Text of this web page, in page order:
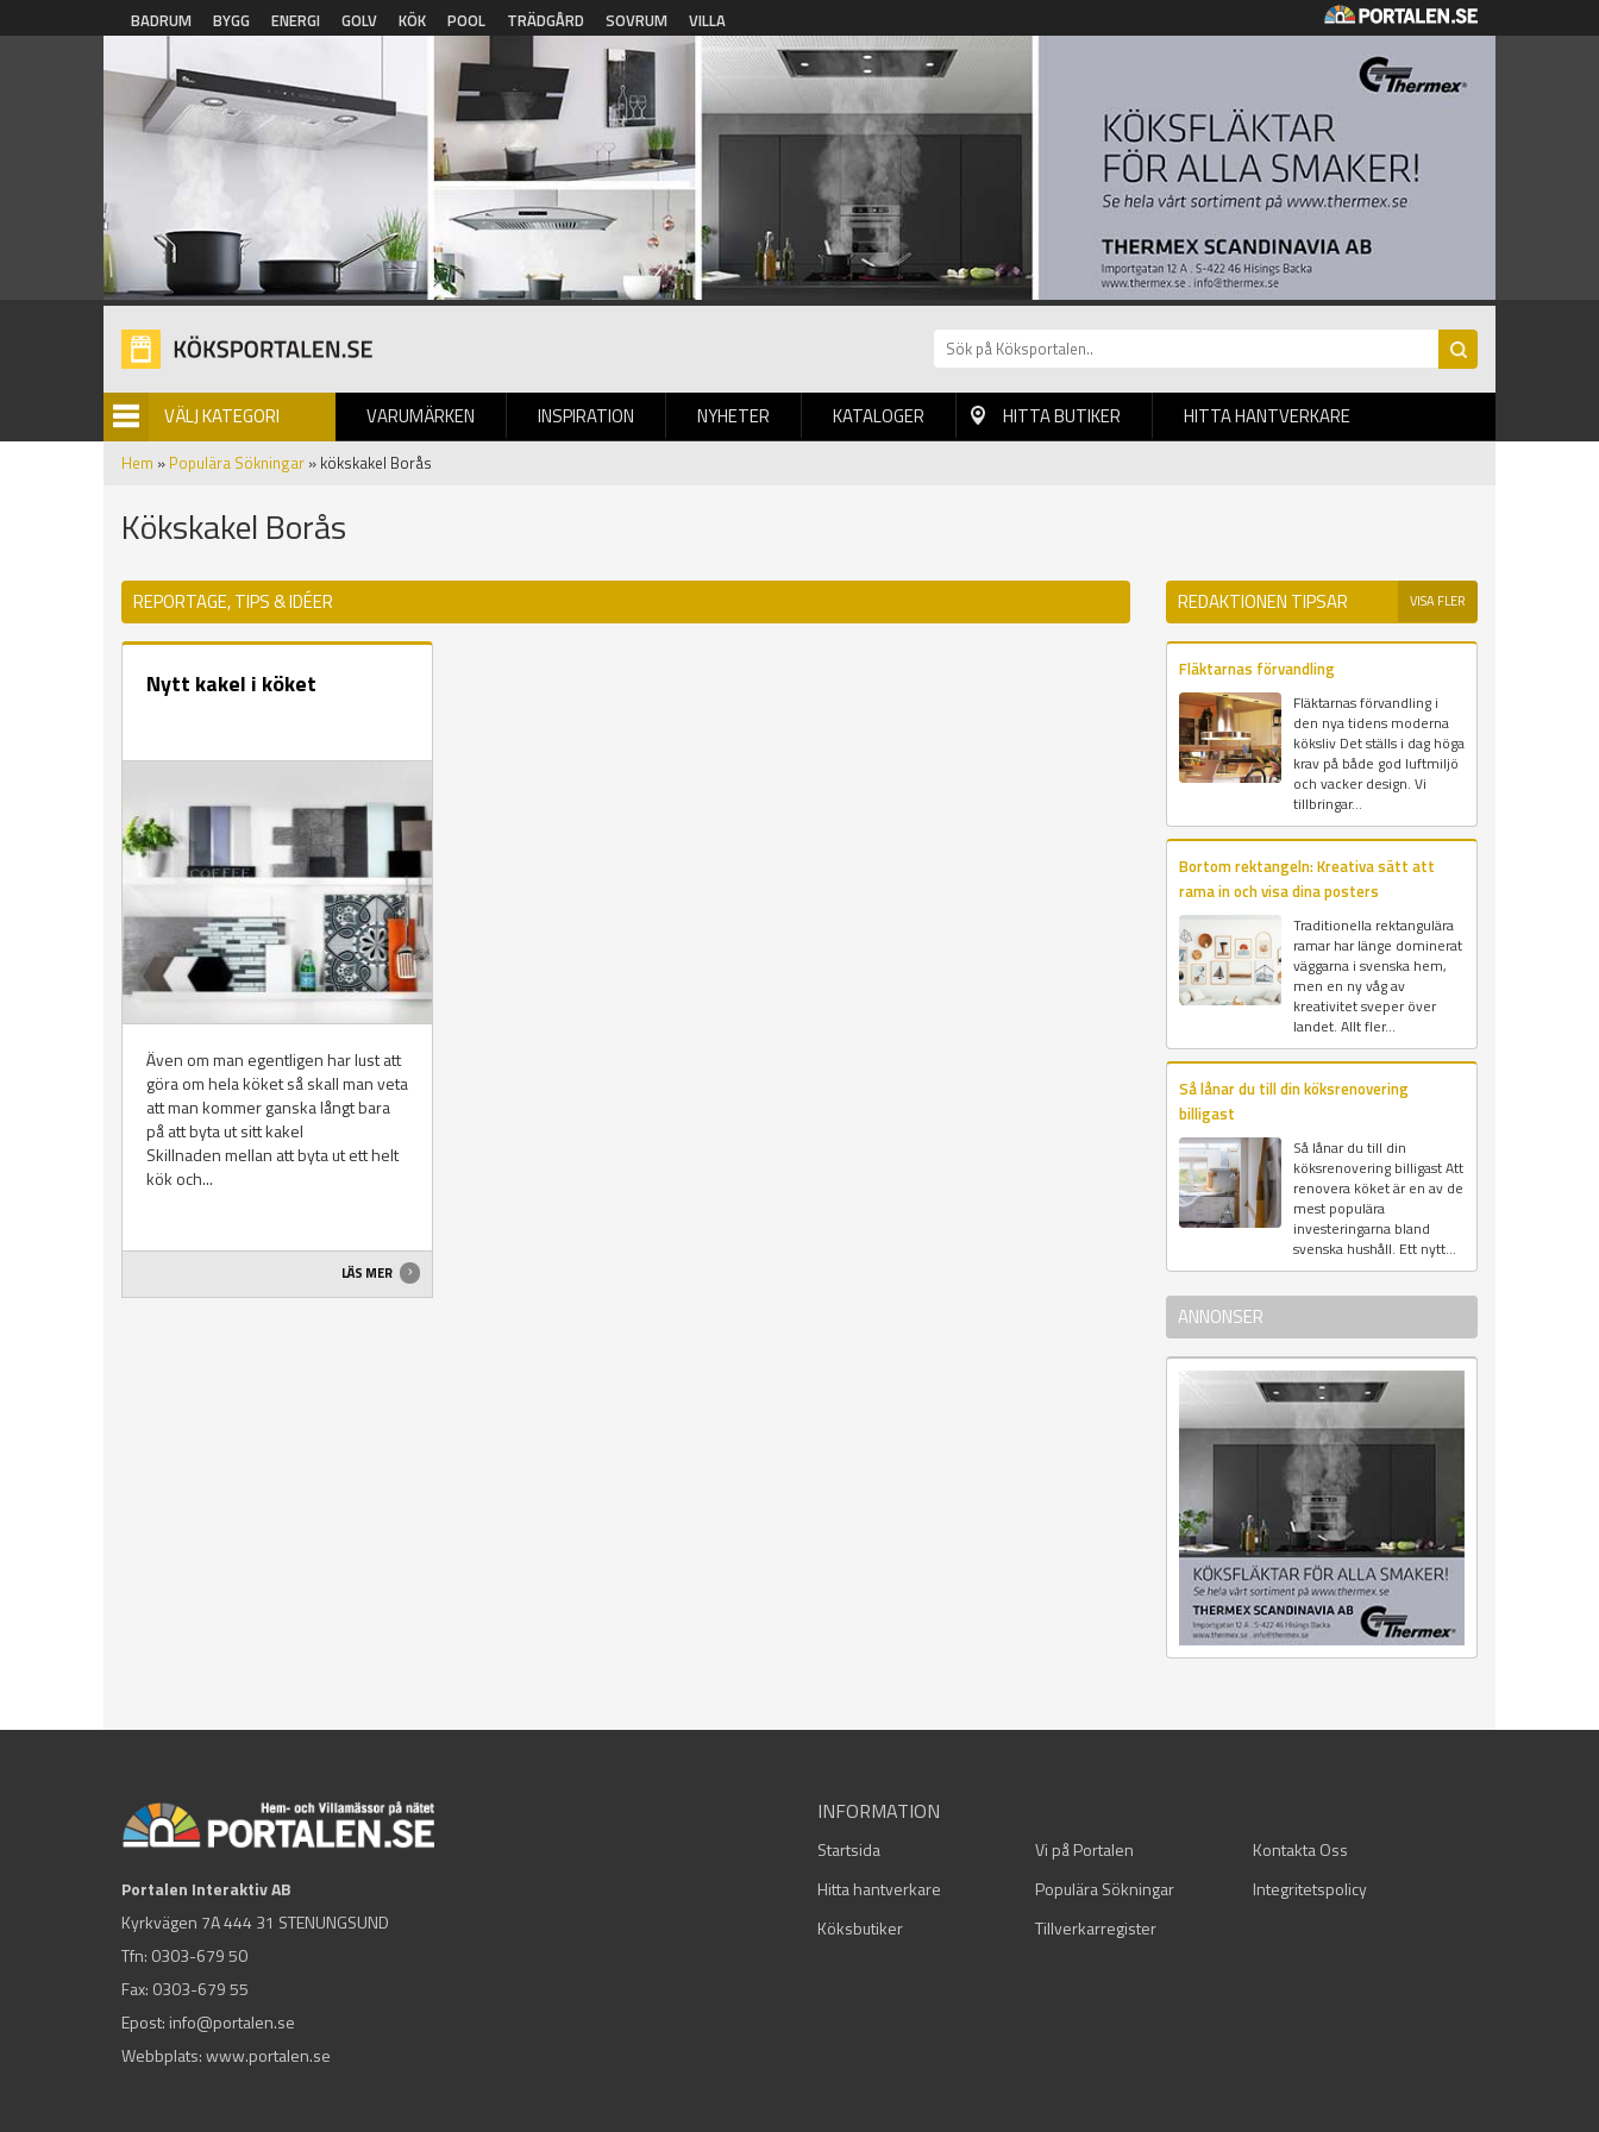
Hoppa till huvudinnehåll
BADRUM BYGG ENERGI GOLV KÖK POOL TRÄDGÅRD SOVRUM VILLA
VÄLJ KATEGORI VARUMÄRKEN INSPIRATION NYHETER
BILDGALLERI KATALOGER HITTA BUTIKER HITTA HANTVERKARE
Hem » Populära Sökningar » kökskakel Borås
Kökskakel Borås
REPORTAGE, TIPS & IDÉER
Nytt kakel i köket
Även om man egentligen har lust att
göra om hela köket så skall man veta
att man kommer ganska långt bara
på att byta ut sitt kakel
Skillnaden mellan att byta ut ett helt
kök och...
LÄS MER
REDAKTIONEN TIPSAR VISA FLER
Fläktarnas förvandling
Fläktarnas förvandling i
den nya tidens moderna
köksliv Det ställs i dag höga
krav på både god luftmiljö
och vacker design. Vi
tillbringar...
Bortom rektangeln: Kreativa sätt att
rama in och visa dina posters
Traditionella rektangulära
ramar har länge dominerat
väggarna i svenska hem,
men en ny våg av
kreativitet sveper över
landet. Allt fler...
Så lånar du till din köksrenovering
billigast
Så lånar du till din
köksrenovering billigast Att
renovera köket är en av de
mest populära
investeringarna bland
svenska hushåll. Ett nytt...
ANNONSER
Portalen Interaktiv AB
Kyrkvägen 7A 444 31 STENUNGSUND
Tfn: 0303-679 50
Fax: 0303-679 55
Epost: info@portalen.se
Webbplats: www.portalen.se
INFORMATION
Startsida Vi på Portalen
Kontakta Oss
Hitta hantverkare
Populära Sökningar
Integritetspolicy
Köksbutiker
Tillverkarregister